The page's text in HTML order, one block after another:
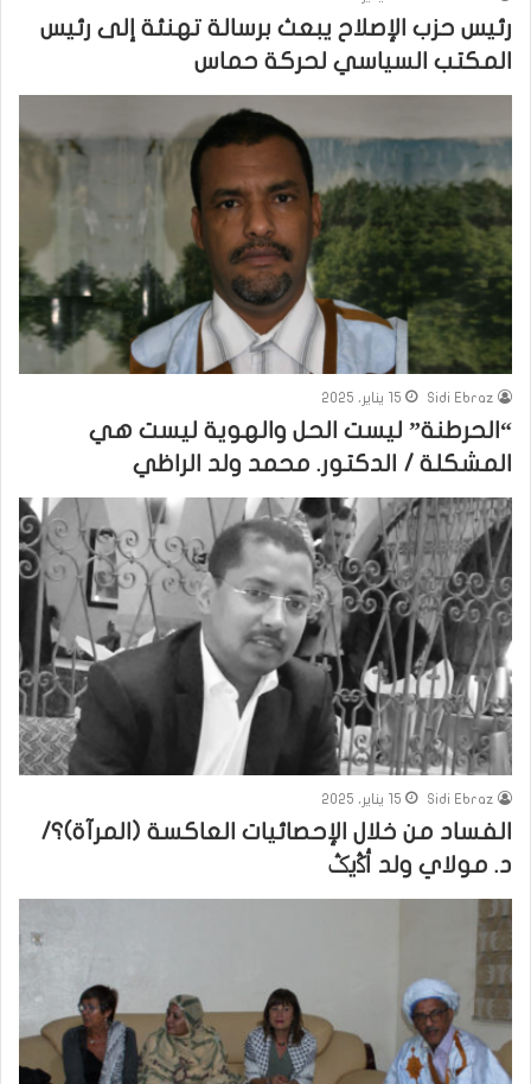
رئيس حزب الإصلاح يبعث برسالة تهنئة إلى رئيس
المكتب السياسي لحركة حماس
Sidi Ebraz 15 يناير، 2025
“الحرطنة” ليست الحل والهوية ليست هي
المشكلة / الدكتور. محمد ولد الراظي
Sidi Ebraz 15 يناير، 2025
الفساد من خلال الإحصائيات العاكسة (المرآة)؟/
د. مولاي ولد أﯕيݣ